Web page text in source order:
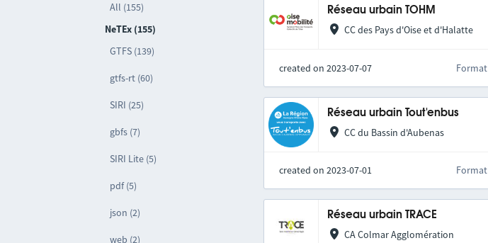
All (155)
NeTEx (155)
GTFS (139)
gtfs-rt (60)
SIRI (25)
gbfs (7)
SIRI Lite (5)
pdf (5)
json (2)
web (2)
Réseau urbain TOHM
CC des Pays d'Oise et d'Halatte
created on 2023-07-07 Format
Réseau urbain Tout'enbus
CC du Bassin d'Aubenas
created on 2023-07-01 Format
Réseau urbain TRACE
CA Colmar Agglomération